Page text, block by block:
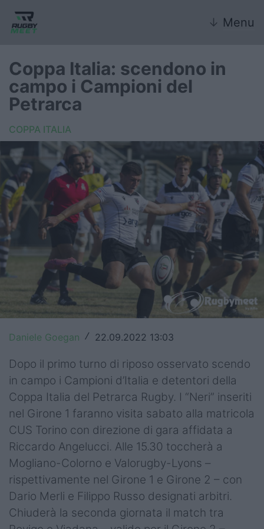
↓ Menu
Nazionale
Nazionali giovanili
Rugby Sevens
FIR
Internazionale
6 Nazioni
United Rugby Championship
Top14
Premiership
Champions Cup
Challenge Cup
World Rugby
Rugby World Cup
Super Rugby
Rugby in TV
Mercato
Serie A Elite
Coppa Italia: scendono in
campo i Campioni del
Petrarca
COPPA ITALIA
Daniele Goegan / 22.09.2022 13:03
Dopo il primo turno di riposo osservato scendo
in campo i Campioni d’Italia e detentori della
Coppa Italia del Petrarca Rugby. I “Neri” inseriti
nel Girone 1 faranno visita sabato alla matricola
CUS Torino con direzione di gara affidata a
Riccardo Angelucci. Alle 15.30 toccherà a
Mogliano-Colorno e Valorugby-Lyons –
rispettivamente nel Girone 1 e Girone 2 – con
Dario Merli e Filippo Russo designati arbitri.
Chiuderà la seconda giornata il match tra